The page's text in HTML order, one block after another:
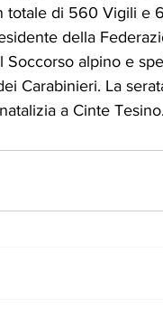
totale di 560 Vigili
della
Soccorso alpino e
Carabinieri. La
a Cinte